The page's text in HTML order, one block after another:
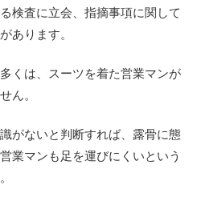
検査に立会、指摘事項に関して
あります。
くは、スーツを着た営業マンが
ん。
がないと判断すれば、露骨に態
業マンも足を運びにくいという